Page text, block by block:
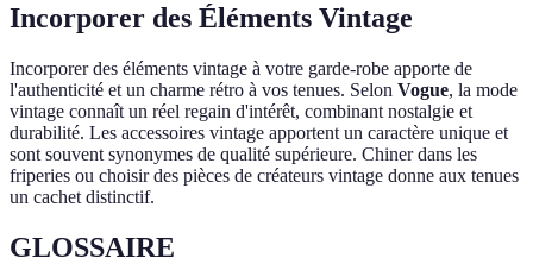
Incorporer des Éléments Vintage
Incorporer des éléments vintage à votre garde-robe apporte de
l'authenticité et un charme rétro à vos tenues. Selon Vogue, la mode
vintage connaît un réel regain d'intérêt, combinant nostalgie et
durabilité. Les accessoires vintage apportent un caractère unique et
sont souvent synonymes de qualité supérieure. Chiner dans les
friperies ou choisir des pièces de créateurs vintage donne aux tenues
un cachet distinctif.
GLOSSAIRE